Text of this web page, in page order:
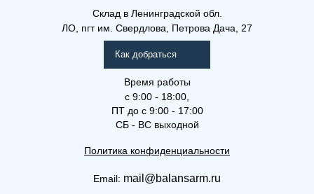
Склад в Ленинградской обл.
ЛО, пгт им. Свердлова, Петрова Дача, 27
Как добраться
Время работы
с 9:00 - 18:00,
ПТ до с 9:00 - 17:00
СБ - ВС выходной
Политика конфиденциальности
Email: mail@balansarm.ru